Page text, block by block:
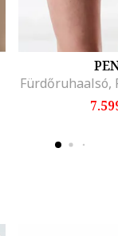
Fürdőruhaalsó,